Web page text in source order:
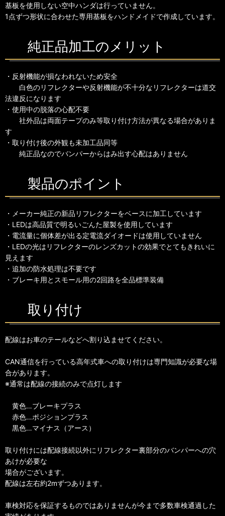
基板を使用しない空中ハンダは行っていません。
1点ずつ形状に合わせた専用基板をハンドメイドで作成しています。
純正品加工のメリット
・反射機能が損なわれないため安全
白色のリフレクターや反射機能が不十分なリフレクターは道交
法違反になります
・使用中の脱落の心配不要
社外品は両面テープのみ等取り付け方法が異なる場合がありま
す
・取り付け後の外観も未加工品同等
純正品なのでバンパーからはみ出す心配はありません
製品のポイント
・メーカー純正の新品リフレクターをベースに加工しています
・LEDは高品質で明るいごんた屋製を使用しています
・電流量に個体差が出る定電流ダイオードは使用していません
・LEDの光はリフレクターのレンズカットの効果でとてもきれいに
見えます
・追加の防水処理は不要です
・ブレーキ用とスモール用の2回路を全品標準装備
取り付け
配線はお車のテールなどへ割り込ませてください。
CAN通信を行っている高年式車への取り付けは専門知識が必要な場
合があります。
※通常は配線の接続のみで点灯します
黄色…ブレーキプラス
赤色…ポジションプラス
黒色…マイナス（アース）
取り付けには配線接続以外にリフレクター裏部分のバンパーへの穴
あけが必要な
場合がございます。
配線は左右約2mずつあります。
車検対応を保証するものではありませんが今まで多数車検通過した